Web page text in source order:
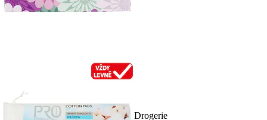
Drogerie